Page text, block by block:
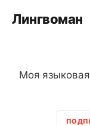
Лингвоман
Моя